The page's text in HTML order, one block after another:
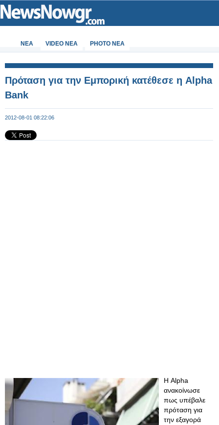
ΝΕΑ VIDEO NEA PHOTO NEA
Πρόταση για την Εμπορική κατέθεσε η Alpha
Bank
2012-08-01 08:22:06
Η Alpha
ανακοίνωσε
πως υπέβαλε
πρόταση για
την εξαγορά